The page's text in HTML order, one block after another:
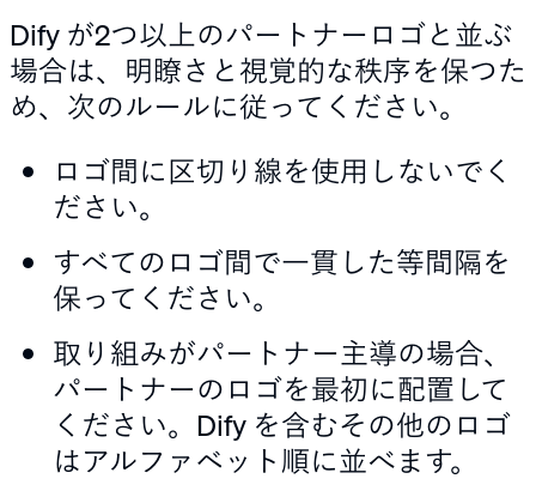
Dify が2つ以上のパートナーロゴと並ぶ
場合は、明瞭さと視覚的な秩序を保つた
め、次のルールに従ってください。
ロゴ間に区切り線を使用しないでく
ださい。
すべてのロゴ間で一貫した等間隔を
保ってください。
取り組みがパートナー主導の場合、
パートナーのロゴを最初に配置して
ください。Dify を含むその他のロゴ
はアルファベット順に並べます。